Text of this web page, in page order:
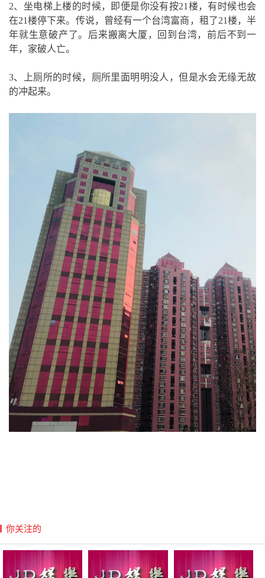
2、坐电梯上楼的时候，即便是你没有按21楼，有时候也会
在21楼停下来。传说，曾经有一个台湾富商，租了21楼，半
年就生意破产了。后来搬离大厦，回到台湾，前后不到一
年，家破人亡。
3、上厕所的时候，厕所里面明明没人，但是水会无缘无故
的冲起来。
你关注的